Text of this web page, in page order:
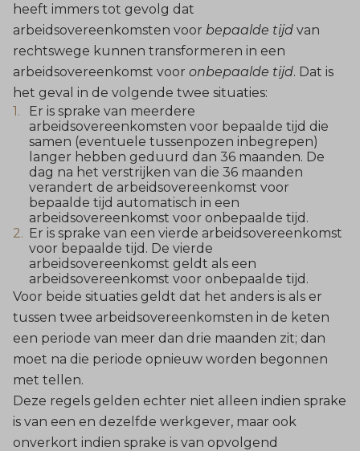
heeft immers tot gevolg dat
arbeidsovereenkomsten voor bepaalde tijd van
rechtswege kunnen transformeren in een
arbeidsovereenkomst voor onbepaalde tijd. Dat is
het geval in de volgende twee situaties:
Er is sprake van meerdere
arbeidsovereenkomsten voor bepaalde tijd die
samen (eventuele tussenpozen inbegrepen)
langer hebben geduurd dan 36 maanden. De
dag na het verstrijken van die 36 maanden
verandert de arbeidsovereenkomst voor
bepaalde tijd automatisch in een
arbeidsovereenkomst voor onbepaalde tijd.
Er is sprake van een vierde arbeidsovereenkomst
voor bepaalde tijd. De vierde
arbeidsovereenkomst geldt als een
arbeidsovereenkomst voor onbepaalde tijd.
Voor beide situaties geldt dat het anders is als er
tussen twee arbeidsovereenkomsten in de keten
een periode van meer dan drie maanden zit; dan
moet na die periode opnieuw worden begonnen
met tellen.
Deze regels gelden echter niet alleen indien sprake
is van een en dezelfde werkgever, maar ook
onverkort indien sprake is van opvolgend